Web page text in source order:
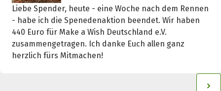
Liebe Spender, heute - eine Woche nach dem Rennen
- habe ich die Spenedenaktion beendet. Wir haben
440 Euro für Make a Wish Deutschland e.V.
zusammengetragen. Ich danke Euch allen ganz
herzlich fürs Mitmachen!